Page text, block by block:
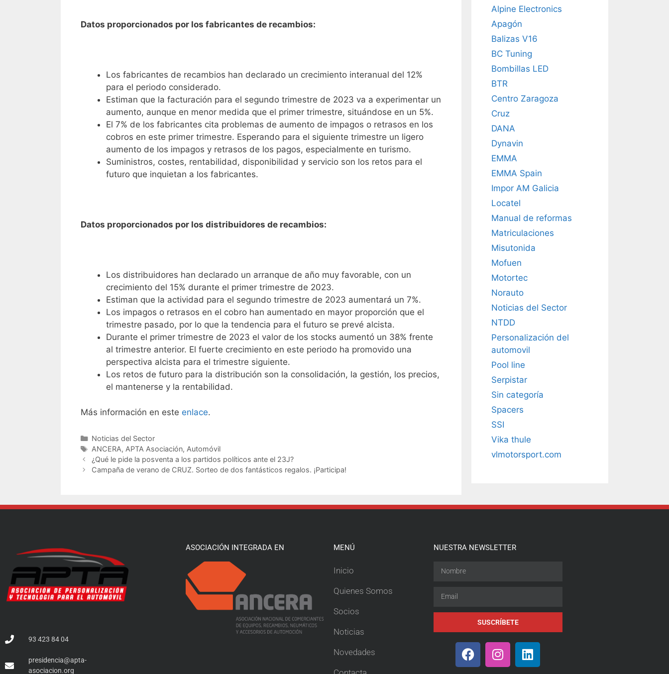
Datos proporcionados por los fabricantes de recambios:
Los fabricantes de recambios han declarado un crecimiento interanual del 12%
para el periodo considerado.
Estiman que la facturación para el segundo trimestre de 2023 va a experimentar un
aumento, aunque en menor medida que el primer trimestre, situándose en un 5%.
El 7% de los fabricantes cita problemas de aumento de impagos o retrasos en los
cobros en este primer trimestre. Esperando para el siguiente trimestre un ligero
aumento de los impagos y retrasos de los pagos, especialmente en turismo.
Suministros, costes, rentabilidad, disponibilidad y servicio son los retos para el
futuro que inquietan a los fabricantes.
Datos proporcionados por los distribuidores de recambios:
Los distribuidores han declarado un arranque de año muy favorable, con un
crecimiento del 15% durante el primer trimestre de 2023.
Estiman que la actividad para el segundo trimestre de 2023 aumentará un 7%.
Los impagos o retrasos en el cobro han aumentado en mayor proporción que el
trimestre pasado, por lo que la tendencia para el futuro se prevé alcista.
Durante el primer trimestre de 2023 el valor de los stocks aumentó un 38% frente
al trimestre anterior. El fuerte crecimiento en este periodo ha promovido una
perspectiva alcista para el trimestre siguiente.
Los retos de futuro para la distribución son la consolidación, la gestión, los precios,
el mantenerse y la rentabilidad.
Más información en este enlace.
Noticias del Sector
ANCERA, APTA Asociación, Automóvil
¿Qué le pide la posventa a los partidos políticos ante el 23J?
Campaña de verano de CRUZ. Sorteo de dos fantásticos regalos. ¡Participa!
Alpine Electronics
Apagón
Balizas V16
BC Tuning
Bombillas LED
BTR
Centro Zaragoza
Cruz
DANA
Dynavin
EMMA
EMMA Spain
Impor AM Galicia
Locatel
Manual de reformas
Matriculaciones
Misutonida
Mofuen
Motortec
Norauto
Noticias del Sector
NTDD
Personalización del
automovil
Pool line
Serpistar
Sin categoría
Spacers
SSI
Vika thule
vlmotorsport.com
93 423 84 04
presidencia@apta-
asociacion.org
ASOCIACIÓN INTEGRADA EN MENÚ
Inicio
Quienes Somos
Socios
Noticias
Novedades
NUESTRA NEWSLETTER
SUSCRÍBETE